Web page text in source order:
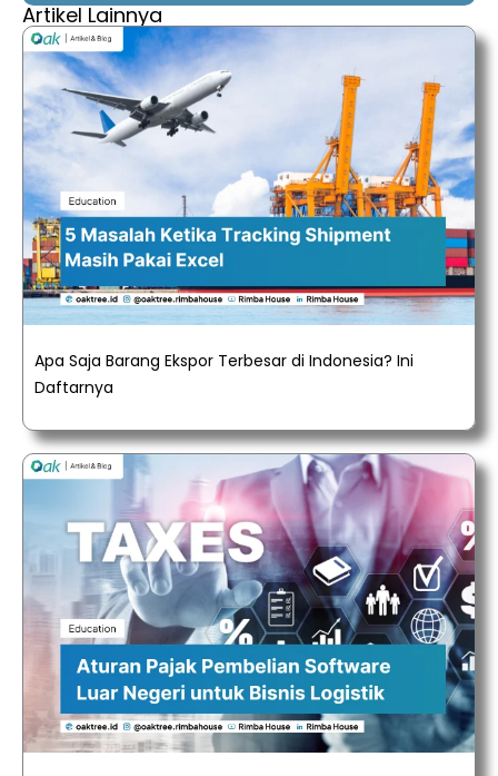
Artikel Lainnya
Apa Saja Barang Ekspor Terbesar di Indonesia? Ini
Daftarnya